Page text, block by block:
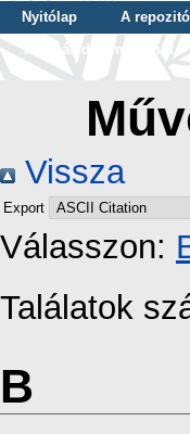
Nyitólap A
Tallózás dátum szerint
Vissza
Export
Válasszon:
Találatok
B